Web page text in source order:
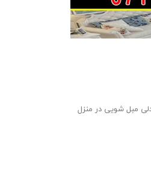
مبل شویی در منزل